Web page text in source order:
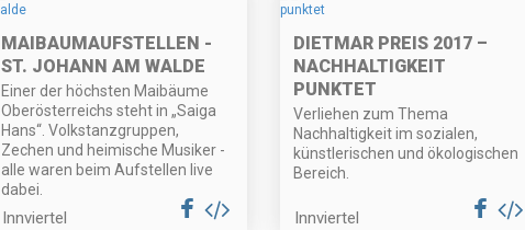
MAIBAUMAUFSTELLEN -
ST. JOHANN AM WALDE
Einer der höchsten Maibäume
Oberösterreichs steht in „Saiga
Hans“. Volkstanzgruppen,
Zechen und heimische Musiker -
alle waren beim Aufstellen live
dabei.
Innviertel
DIETMAR PREIS 2017 –
NACHHALTIGKEIT
PUNKTET
Verliehen zum Thema
Nachhaltigkeit im sozialen,
künstlerischen und ökologischen
Bereich.
Innviertel